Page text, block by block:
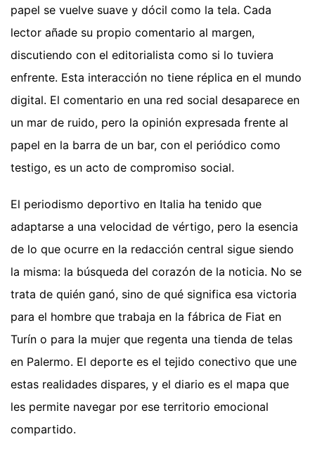
papel se vuelve suave y dócil como la tela. Cada
lector añade su propio comentario al margen,
discutiendo con el editorialista como si lo tuviera
enfrente. Esta interacción no tiene réplica en el mundo
digital. El comentario en una red social desaparece en
un mar de ruido, pero la opinión expresada frente al
papel en la barra de un bar, con el periódico como
testigo, es un acto de compromiso social.
El periodismo deportivo en Italia ha tenido que
adaptarse a una velocidad de vértigo, pero la esencia
de lo que ocurre en la redacción central sigue siendo
la misma: la búsqueda del corazón de la noticia. No se
trata de quién ganó, sino de qué significa esa victoria
para el hombre que trabaja en la fábrica de Fiat en
Turín o para la mujer que regenta una tienda de telas
en Palermo. El deporte es el tejido conectivo que une
estas realidades dispares, y el diario es el mapa que
les permite navegar por ese territorio emocional
compartido.